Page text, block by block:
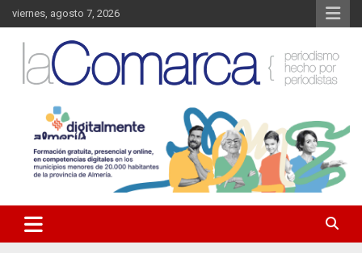
Saltar
al
contenido
viernes, agosto 7, 2026
La Comarca – Noticias del
Almanzora
Almanzora y sus localidades.